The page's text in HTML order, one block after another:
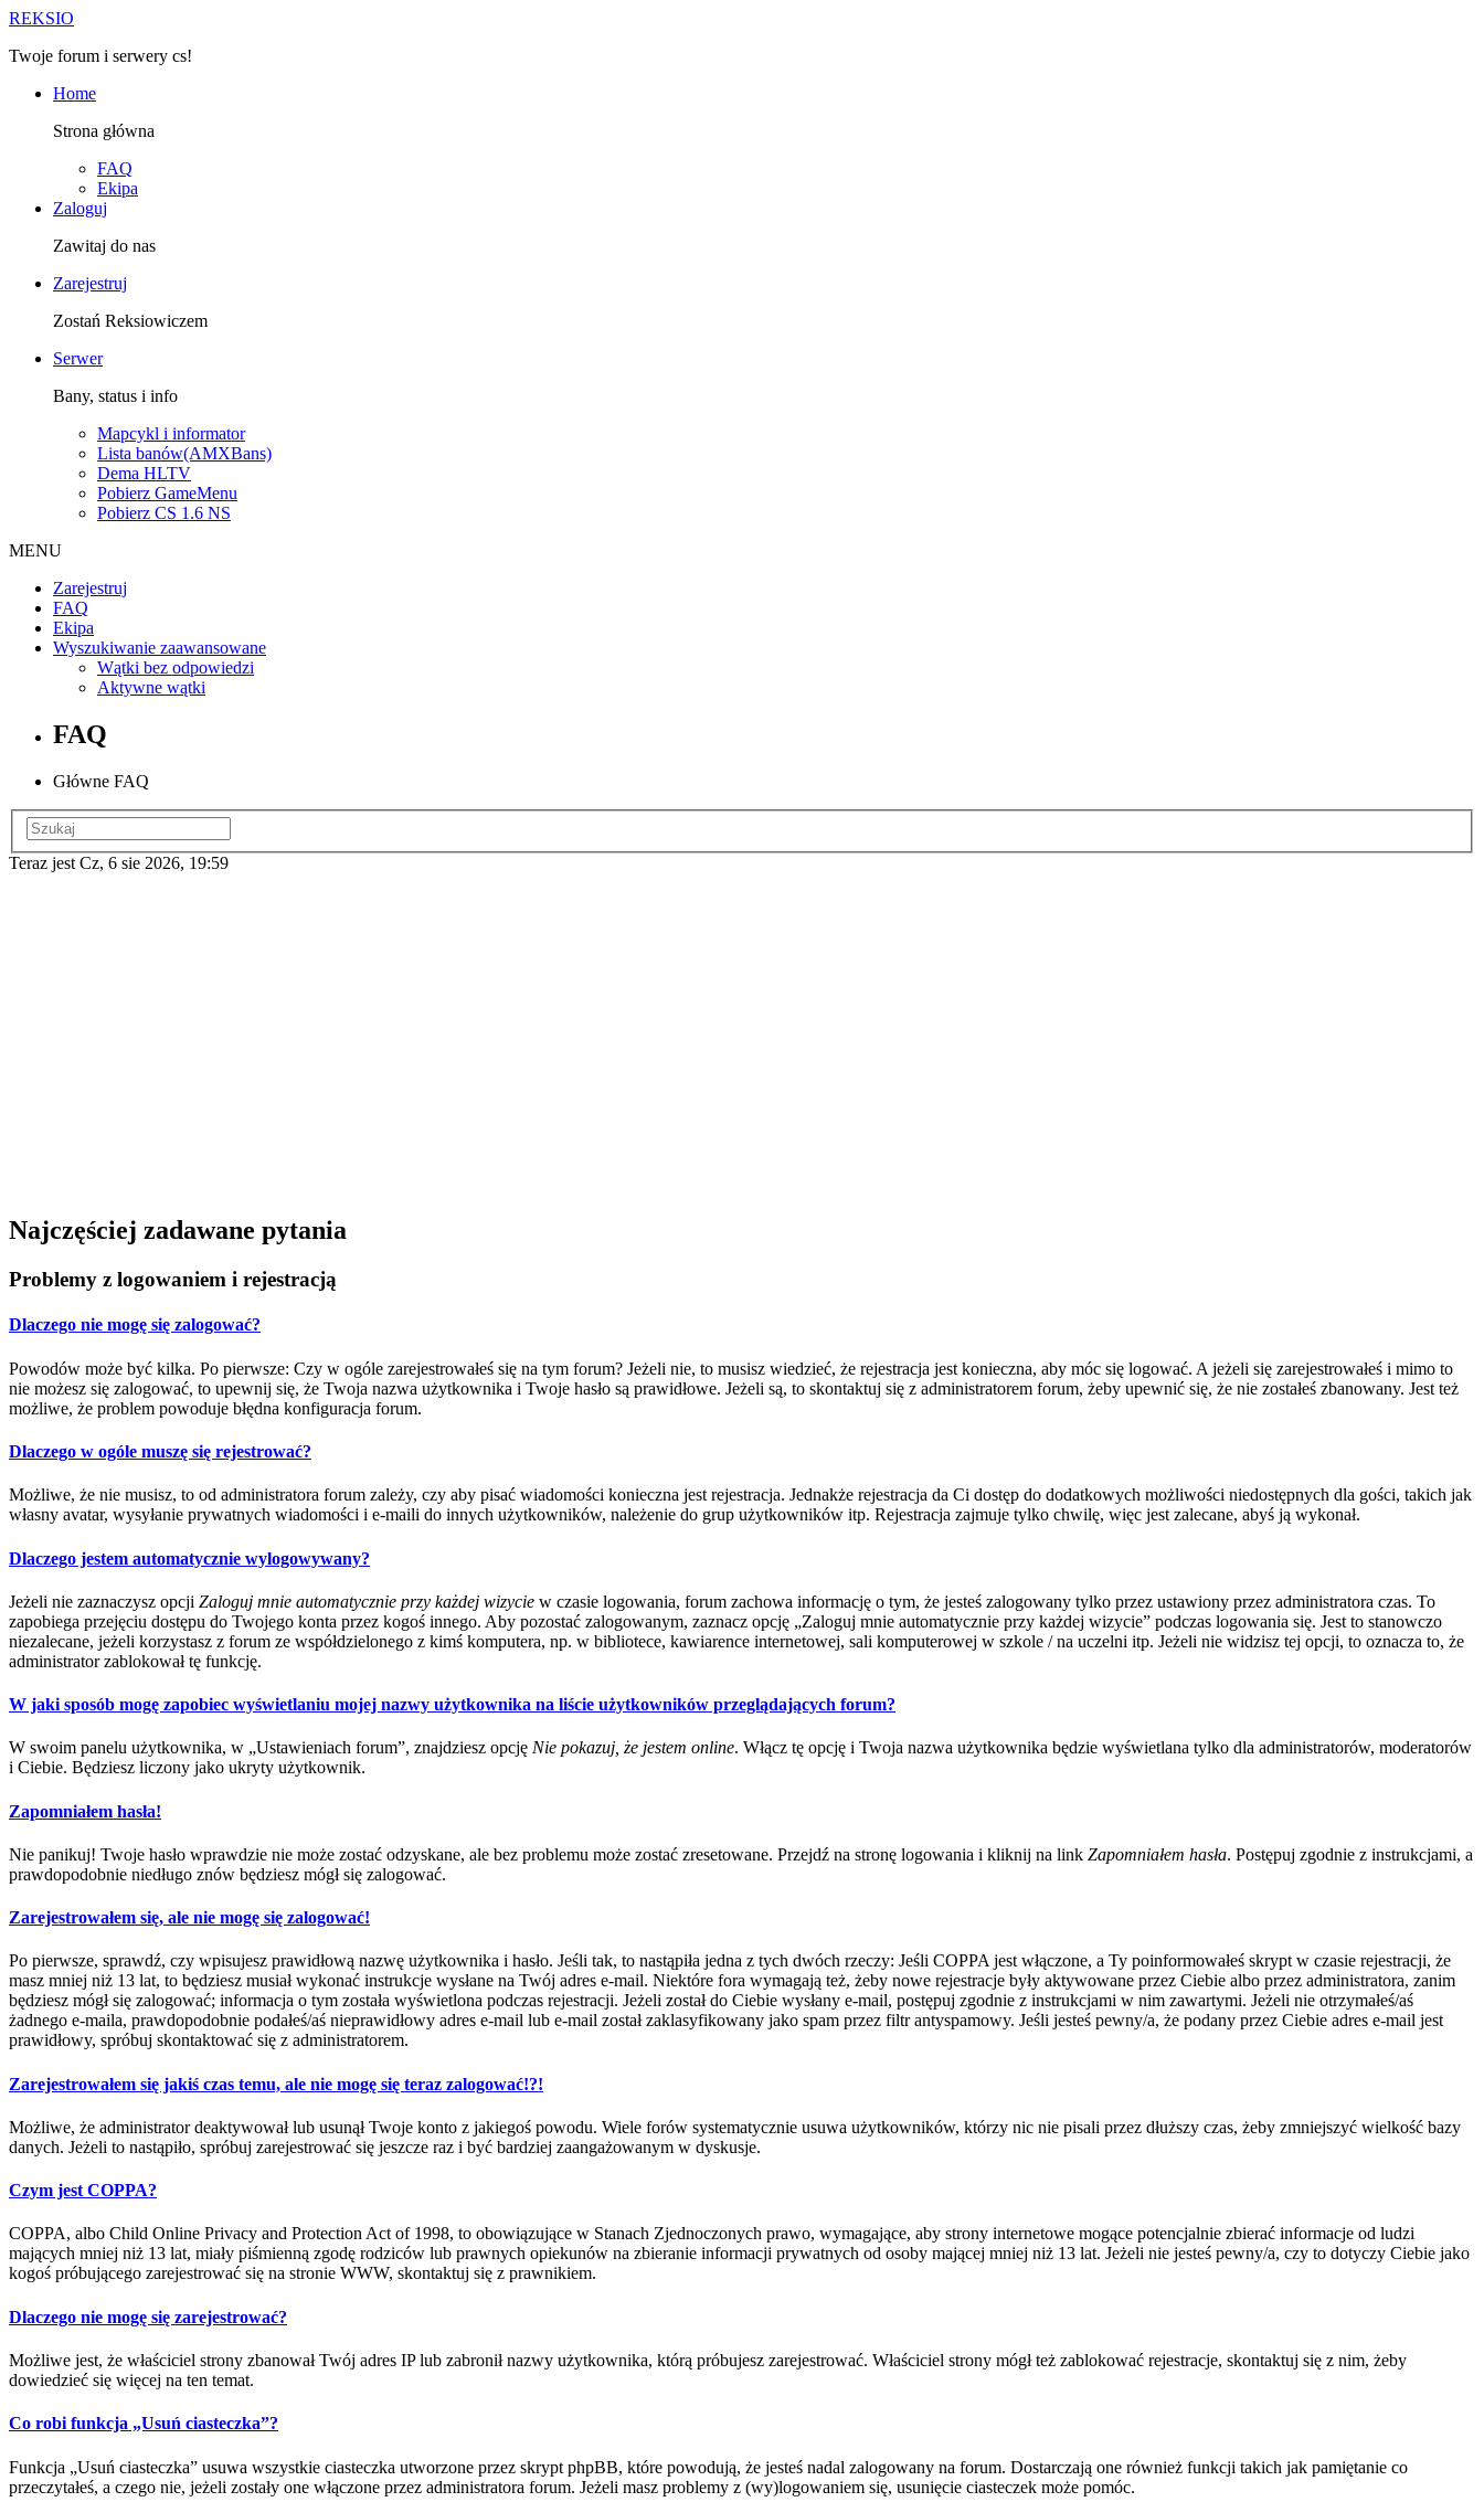
REKSIO
Twoje forum i serwery cs!
Home
Strona główna
FAQ
Ekipa
Zaloguj
Zawitaj do nas
Zarejestruj
Zostań Reksiowiczem
Serwer
Bany, status i info
Mapcykl i informator
Lista banów(AMXBans)
Dema HLTV
Pobierz GameMenu
Pobierz CS 1.6 NS
MENU
Zarejestruj
FAQ
Ekipa
Wyszukiwanie zaawansowane
Wątki bez odpowiedzi
Aktywne wątki
FAQ
Główne FAQ
Teraz jest Cz, 6 sie 2026, 19:59
Najczęściej zadawane pytania
Problemy z logowaniem i rejestracją
Dlaczego nie mogę się zalogować?
Powodów może być kilka. Po pierwsze: Czy w ogóle zarejestrowałeś się na tym forum? Jeżeli nie, to musisz wiedzieć, że rejestracja jest konieczna, aby móc się logować. A jeżeli się zarejestrowałeś i mimo to
nie możesz się zalogować, to upewnij się, że Twoja nazwa użytkownika i Twoje hasło są prawidłowe. Jeżeli są, to skontaktuj się z administratorem forum, żeby upewnić się, że nie zostałeś zbanowany. Jest też
możliwe, że problem powoduje błędna konfiguracja forum.
Dlaczego w ogóle muszę się rejestrować?
Możliwe, że nie musisz, to od administratora forum zależy, czy aby pisać wiadomości konieczna jest rejestracja. Jednakże rejestracja da Ci dostęp do dodatkowych możliwości niedostępnych dla gości, takich jak
własny avatar, wysyłanie prywatnych wiadomości i e-maili do innych użytkowników, należenie do grup użytkowników itp. Rejestracja zajmuje tylko chwilę, więc jest zalecane, abyś ją wykonał.
Dlaczego jestem automatycznie wylogowywany?
Jeżeli nie zaznaczysz opcji Zaloguj mnie automatycznie przy każdej wizycie w czasie logowania, forum zachowa informację o tym, że jesteś zalogowany tylko przez ustawiony przez administratora czas. To
zapobiega przejęciu dostępu do Twojego konta przez kogoś innego. Aby pozostać zalogowanym, zaznacz opcję „Zaloguj mnie automatycznie przy każdej wizycie” podczas logowania się. Jest to stanowczo
niezalecane, jeżeli korzystasz z forum ze współdzielonego z kimś komputera, np. w bibliotece, kawiarence internetowej, sali komputerowej w szkole / na uczelni itp. Jeżeli nie widzisz tej opcji, to oznacza to, że
administrator zablokował tę funkcję.
W jaki sposób mogę zapobiec wyświetlaniu mojej nazwy użytkownika na liście użytkowników przeglądających forum?
W swoim panelu użytkownika, w „Ustawieniach forum”, znajdziesz opcję Nie pokazuj, że jestem online. Włącz tę opcję i Twoja nazwa użytkownika będzie wyświetlana tylko dla administratorów, moderatorów
i Ciebie. Będziesz liczony jako ukryty użytkownik.
Zapomniałem hasła!
Nie panikuj! Twoje hasło wprawdzie nie może zostać odzyskane, ale bez problemu może zostać zresetowane. Przejdź na stronę logowania i kliknij na link Zapomniałem hasła. Postępuj zgodnie z instrukcjami, a
prawdopodobnie niedługo znów będziesz mógł się zalogować.
Zarejestrowałem się, ale nie mogę się zalogować!
Po pierwsze, sprawdź, czy wpisujesz prawidłową nazwę użytkownika i hasło. Jeśli tak, to nastąpiła jedna z tych dwóch rzeczy: Jeśli COPPA jest włączone, a Ty poinformowałeś skrypt w czasie rejestracji, że
masz mniej niż 13 lat, to będziesz musiał wykonać instrukcje wysłane na Twój adres e-mail. Niektóre fora wymagają też, żeby nowe rejestracje były aktywowane przez Ciebie albo przez administratora, zanim
będziesz mógł się zalogować; informacja o tym została wyświetlona podczas rejestracji. Jeżeli został do Ciebie wysłany e-mail, postępuj zgodnie z instrukcjami w nim zawartymi. Jeżeli nie otrzymałeś/aś
żadnego e-maila, prawdopodobnie podałeś/aś nieprawidłowy adres e-mail lub e-mail został zaklasyfikowany jako spam przez filtr antyspamowy. Jeśli jesteś pewny/a, że podany przez Ciebie adres e-mail jest
prawidłowy, spróbuj skontaktować się z administratorem.
Zarejestrowałem się jakiś czas temu, ale nie mogę się teraz zalogować!?!
Możliwe, że administrator deaktywował lub usunął Twoje konto z jakiegoś powodu. Wiele forów systematycznie usuwa użytkowników, którzy nic nie pisali przez dłuższy czas, żeby zmniejszyć wielkość bazy
danych. Jeżeli to nastąpiło, spróbuj zarejestrować się jeszcze raz i być bardziej zaangażowanym w dyskusje.
Czym jest COPPA?
COPPA, albo Child Online Privacy and Protection Act of 1998, to obowiązujące w Stanach Zjednoczonych prawo, wymagające, aby strony internetowe mogące potencjalnie zbierać informacje od ludzi
mających mniej niż 13 lat, miały piśmienną zgodę rodziców lub prawnych opiekunów na zbieranie informacji prywatnych od osoby mającej mniej niż 13 lat. Jeżeli nie jesteś pewny/a, czy to dotyczy Ciebie jako
kogoś próbującego zarejestrować się na stronie WWW, skontaktuj się z prawnikiem.
Dlaczego nie mogę się zarejestrować?
Możliwe jest, że właściciel strony zbanował Twój adres IP lub zabronił nazwy użytkownika, którą próbujesz zarejestrować. Właściciel strony mógł też zablokować rejestracje, skontaktuj się z nim, żeby
dowiedzieć się więcej na ten temat.
Co robi funkcja „Usuń ciasteczka”?
Funkcja „Usuń ciasteczka” usuwa wszystkie ciasteczka utworzone przez skrypt phpBB, które powodują, że jesteś nadal zalogowany na forum. Dostarczają one również funkcji takich jak pamiętanie co
przeczytałeś, a czego nie, jeżeli zostały one włączone przez administratora forum. Jeżeli masz problemy z (wy)logowaniem się, usunięcie ciasteczek może pomóc.